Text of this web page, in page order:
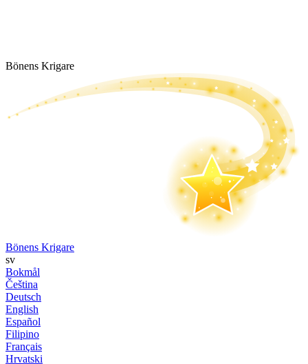
Bönens Krigare
Bönens Krigare
sv
Bokmål
Čeština
Deutsch
English
Español
Filipino
Français
Hrvatski